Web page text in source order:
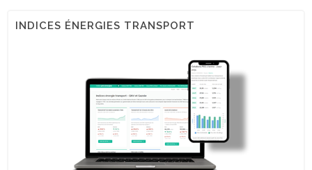
INDICES ÉNERGIES TRANSPORT